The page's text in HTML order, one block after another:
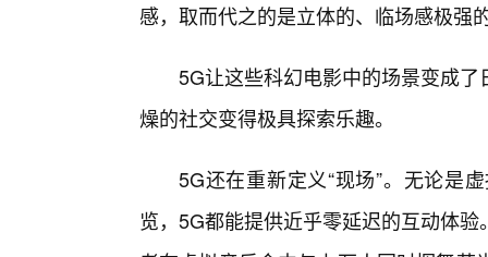
感，取而代之的是立体的、临场感极强
5G让这些科幻电影中的场景变成
燥的社交变得极具探索乐趣。
5G还在重新定义“现场”。无论是
览，5G都能提供近乎零延迟的互动体